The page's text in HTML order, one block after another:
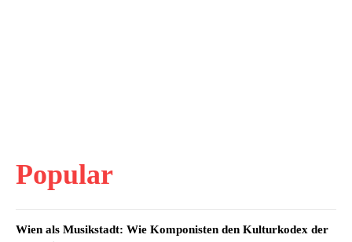
Popular
Wien als Musikstadt: Wie Komponisten den Kulturkodex der